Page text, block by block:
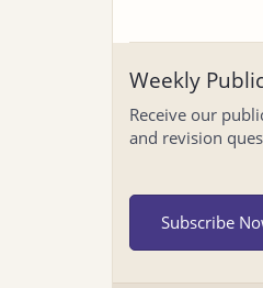
Weekly
Receive our
and revision
Subscribe